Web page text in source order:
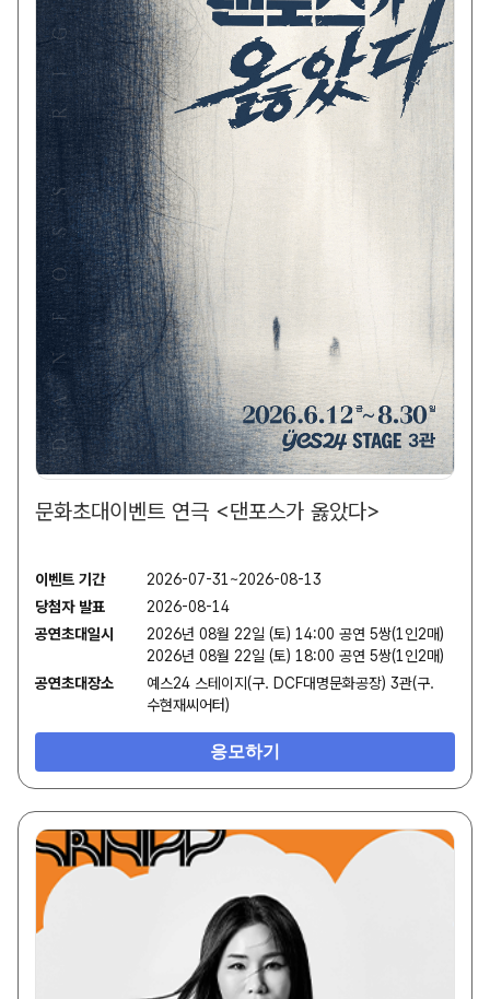
문화초대이벤트 연극 <댄포스가 옳았다>
이벤트 기간
2026-07-31~2026-08-13
당첨자 발표
2026-08-14
공연초대일시
2026년 08월 22일 (토) 14:00 공연 5쌍(1인2매)
2026년 08월 22일 (토) 18:00 공연 5쌍(1인2매)
공연초대장소
예스24 스테이지(구. DCF대명문화공장) 3관(구.
수현재씨어터)
응모하기